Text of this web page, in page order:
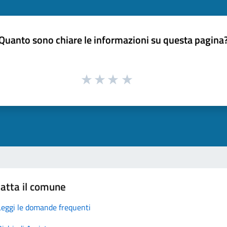
sono chiare le informazioni su questa
il comune
le domande frequenti